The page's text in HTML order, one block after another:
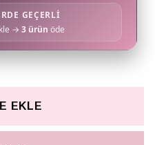
GEÇERLİ
→3 ürün öde
EKLE